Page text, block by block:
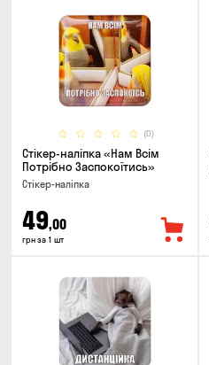
(0)
Стікер-наліпка «Нам Всім
Потрібно Заспокоїтись»
Стікер-наліпка
49,00
грн за 1 шт